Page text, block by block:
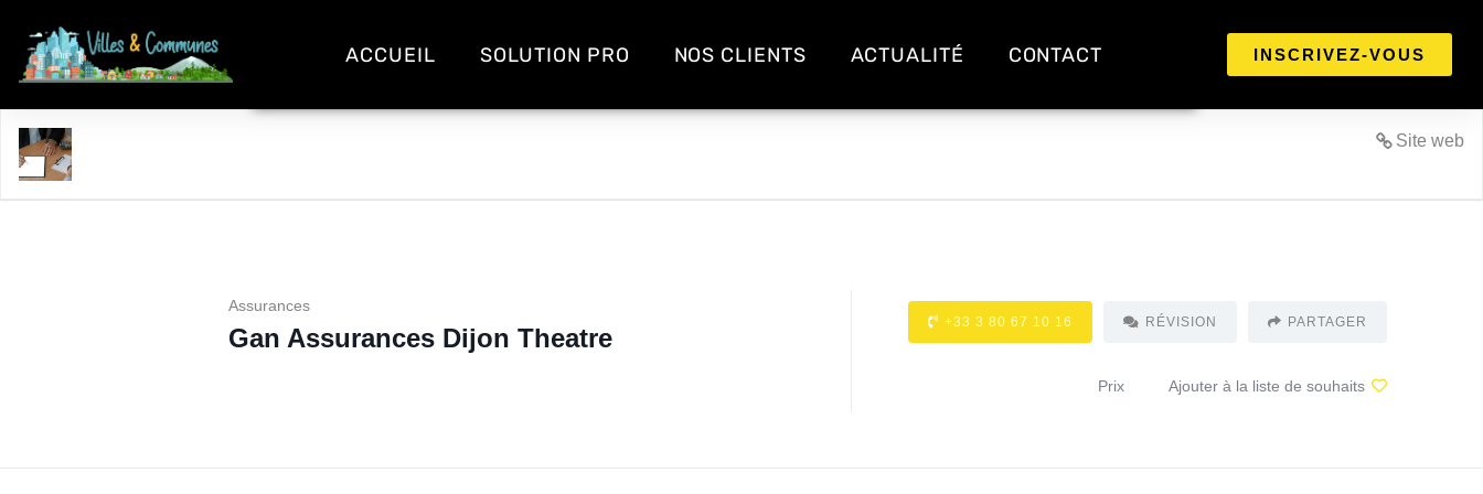
ACCUEIL SOLUTION PRO NOS CLIENTS ACTUALITÉ CONTACT INSCRIVEZ-VOUS
Site web
Assurances
Gan Assurances Dijon Theatre
+33 3 80 67 10 16 RÉVISION PARTAGER
Prix Ajouter à la liste de souhaits